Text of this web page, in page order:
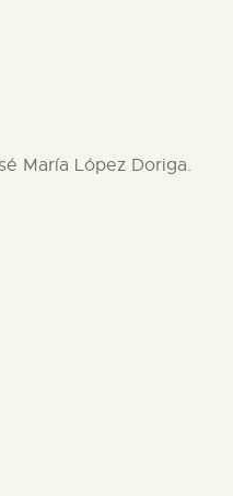
María López Doriga.